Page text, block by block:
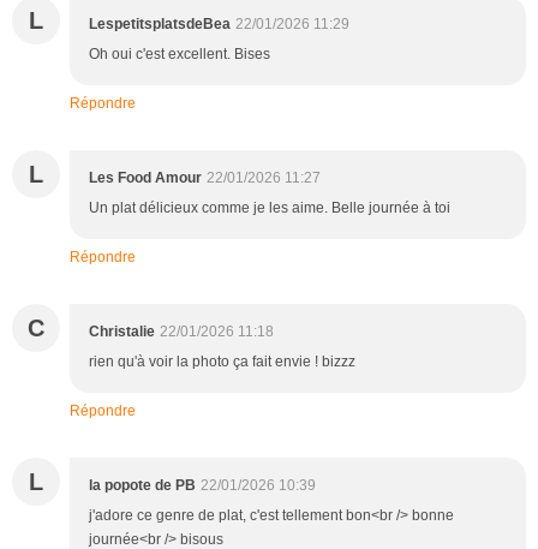
L LespetitsplatsdeBea 22/01/2026 11:29
Oh oui c'est excellent. Bises
Répondre
L Les Food Amour 22/01/2026 11:27
Un plat délicieux comme je les aime. Belle journée à toi
Répondre
C Christalie 22/01/2026 11:18
rien qu'à voir la photo ça fait envie ! bizzz
Répondre
L la popote de PB 22/01/2026 10:39
j'adore ce genre de plat, c'est tellement bon<br /> bonne
journée<br /> bisous